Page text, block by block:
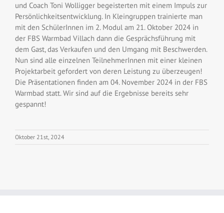
und Coach Toni Wolligger begeisterten mit einem Impuls zur
Persönlichkeitsentwicklung. In Kleingruppen trainierte man
mit den SchülerInnen im 2. Modul am 21. Oktober 2024 in
der FBS Warmbad Villach dann die Gesprächsführung mit
dem Gast, das Verkaufen und den Umgang mit Beschwerden.
Nun sind alle einzelnen TeilnehmerInnen mit einer kleinen
Projektarbeit gefordert von deren Leistung zu überzeugen!
Die Präsentationen finden am 04. November 2024 in der FBS
Warmbad statt. Wir sind auf die Ergebnisse bereits sehr
gespannt!
Oktober 21st, 2024